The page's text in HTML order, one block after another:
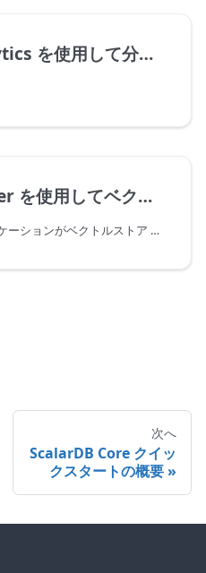
して分析クエリを実行
てベクトル検索を実行
ScalarDB Cluster は、アプリケーションがベクトルストア (埋め込みストア) と統一された方法で対話できるように、ベクトルストアの抽象化を提供します。この入門チュートリアルでは、ScalarDB Cluster でベクトル検索を実行する方法を説明します。
次へ
ScalarDB Core クイッ
クスタートの概要